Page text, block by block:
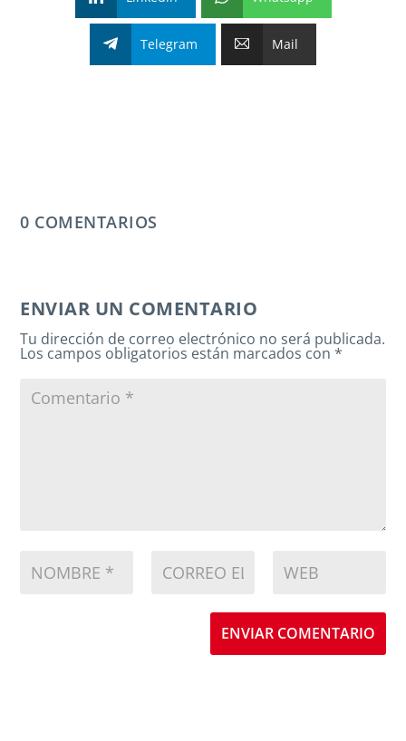
Telegram Mail
0 COMENTARIOS
ENVIAR UN COMENTARIO
Tu dirección de correo electrónico no será publicada.
Los campos obligatorios están marcados con*
ENVIAR COMENTARIO